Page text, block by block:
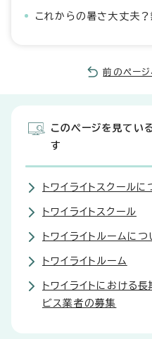
これからの暑さ大丈夫？
前のページ
このページを見てい
す
トワイライトスクールに
トワイライトスクール
トワイライトルームにつ
トワイライトルーム
トワイライトにおける
ビス業者の募集